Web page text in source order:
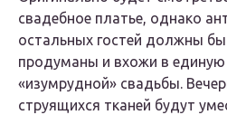
свадебное платье, однако
остальных гостей должны
продуманы и вхожи в
«изумрудной» свадьбы.
струящихся тканей будут